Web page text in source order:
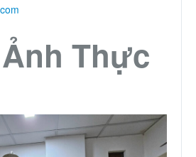
Thực